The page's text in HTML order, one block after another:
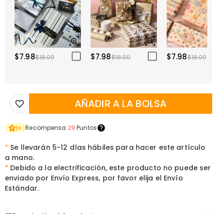
$7.98$18.00 $7.98$18.00 $7.98$18.00
AÑADIR A LA BOLSA
1× Recompensa 29 Puntos
* Se llevarán 5-12 días hábiles para hacer este artículo
a mano.
* Debido a la electrificación, este producto no puede ser
enviado por Envío Express, por favor elija el Envío
Estándar.